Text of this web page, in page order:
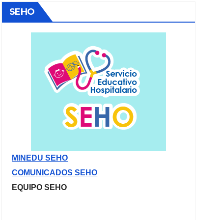
SEHO
MINEDU SEHO
COMUNICADOS SEHO
EQUIPO SEHO